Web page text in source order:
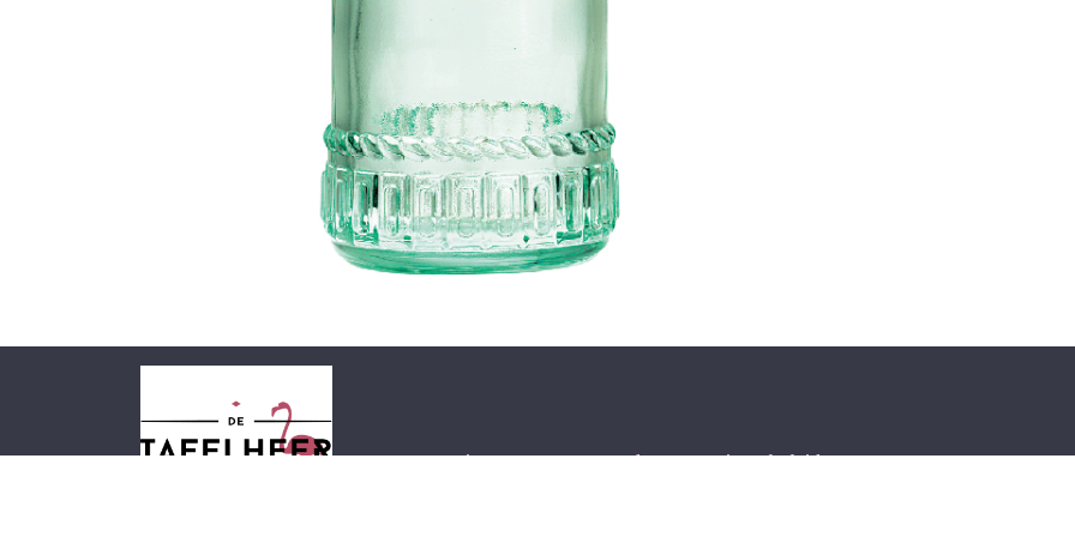
Startpagina Over ons Producten Privacybeleid